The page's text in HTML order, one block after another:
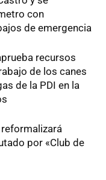
con
de emergencia
recursos
de los canes
de la PDI en la
por «Club de